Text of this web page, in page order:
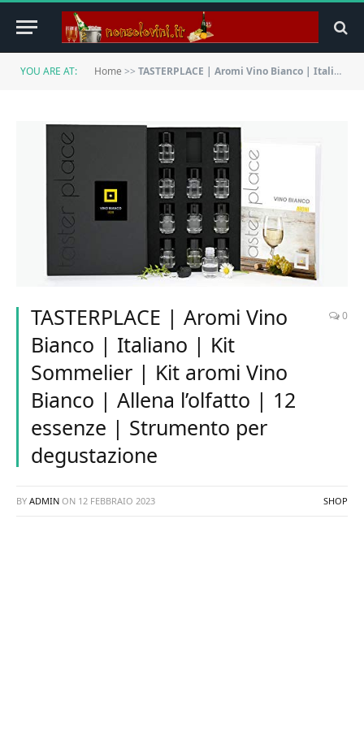
YOU ARE AT: Home >> TASTERPLACE | Aromi Vino Bianco | Italiano | Kit Sommelier | Kit aromi Vino Bianco | Allena l’olfatto | 12 essenze | Strumento per degustazione
TASTERPLACE | Aromi Vino
Bianco | Italiano | Kit
Sommelier | Kit aromi Vino
Bianco | Allena l’olfatto | 12
essenze | Strumento per
degustazione
0
BY ADMIN ON 12 FEBBRAIO 2023 SHOP